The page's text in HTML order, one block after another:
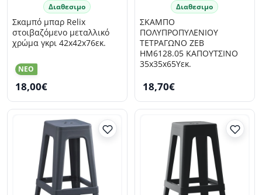
NEO
Διαθεσιμο
Σκαμπό μπαρ Relix
στοιβαζόμενο μεταλλικό
χρώμα γκρι 42x42x76εκ.
18,00€
Διαθεσιμο
ΣΚΑΜΠΟ
ΠΟΛΥΠΡΟΠΥΛΕΝΙΟΥ
ΤΕΤΡΑΓΩΝΟ ZEB
HM6128.05 ΚΑΠΟΥΤΣΙΝΟ
35x35x65Υεκ.
18,70€